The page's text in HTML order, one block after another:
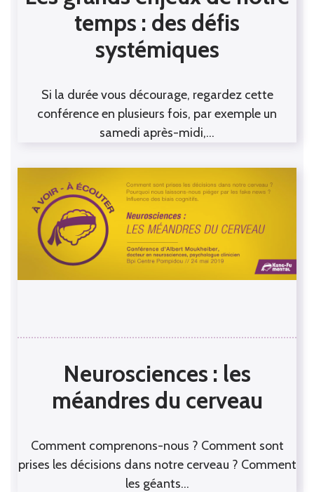
temps : des défis
systémiques
Si la durée vous décourage, regardez cette
conférence en plusieurs fois, par exemple un
samedi après-midi,…
Neurosciences : les
méandres du cerveau
Comment comprenons-nous ? Comment sont
prises les décisions dans notre cerveau ? Comment
les géants…